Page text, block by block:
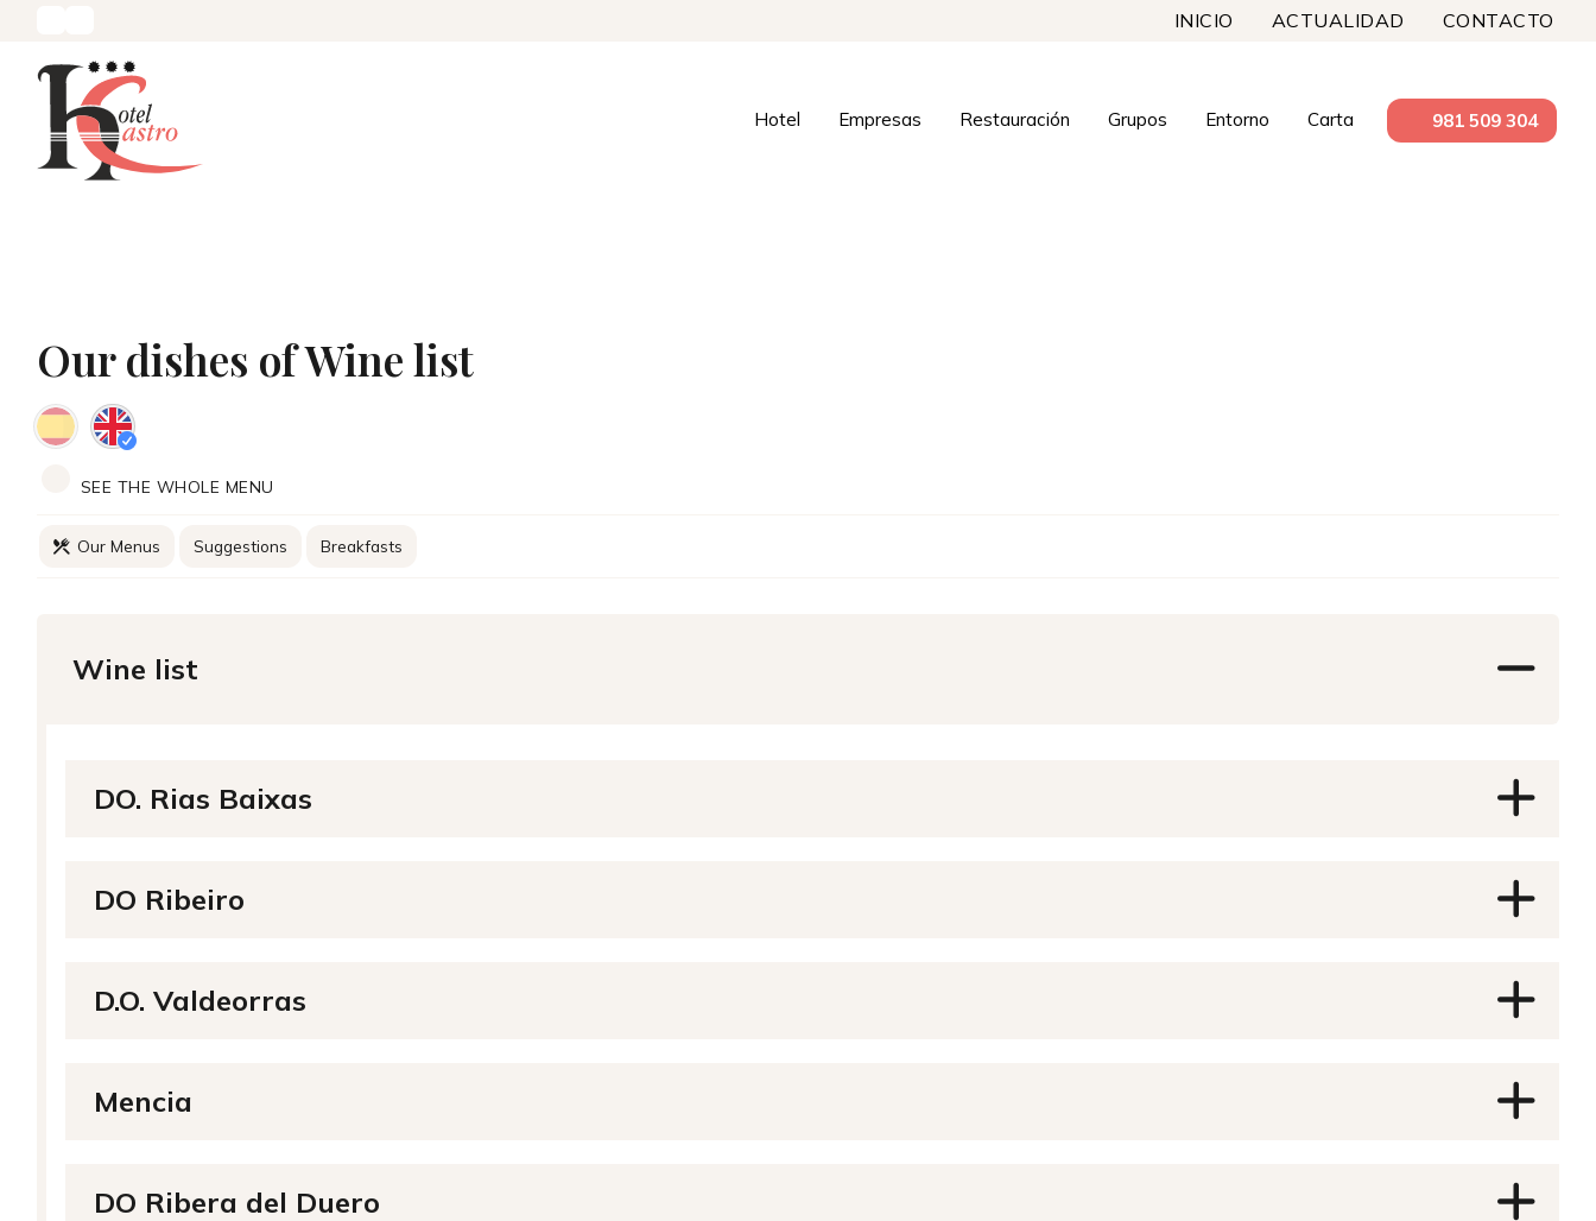
INICIO ACTUALIDAD CONTACTO
Hotel Empresas Restauración Grupos Entorno Carta 981 509 304
Our dishes of Wine list
SEE THE WHOLE MENU
Our Menus Suggestions Breakfasts
Wine list
DO. Rias Baixas
DO Ribeiro
D.O. Valdeorras
Mencia
DO Ribera del Duero